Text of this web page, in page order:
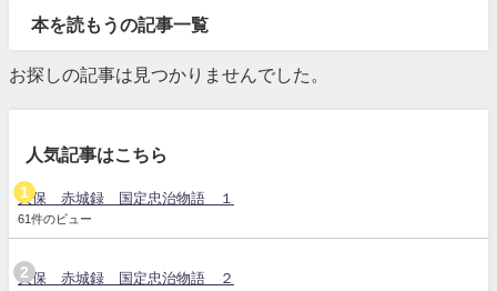
本を読もうの記事一覧
お探しの記事は見つかりませんでした。
人気記事はこちら
天保 赤城録 国定忠治物語 １
61件のビュー
天保 赤城録 国定忠治物語 ２